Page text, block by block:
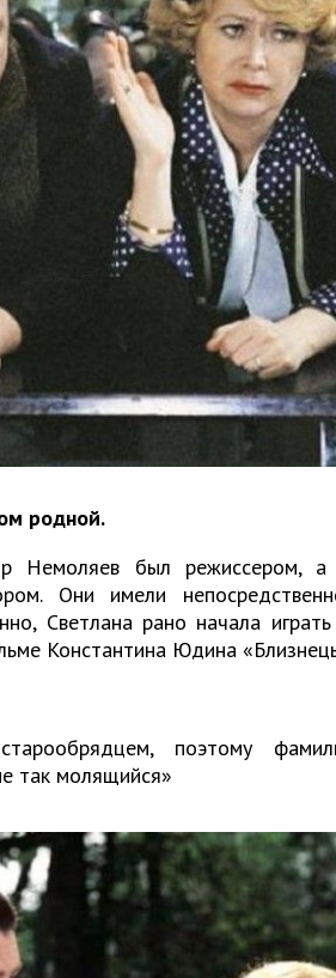
родной.
Немоляев был режиссером, а
Они имели
Светлана рано начала
Константина Юдина
поэтому
так молящийся»